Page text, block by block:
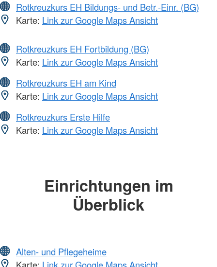
Rotkreuzkurs EH Bildungs- und Betr.-Einr. (BG)
Karte: Link zur Google Maps Ansicht
Rotkreuzkurs EH Fortbildung (BG)
Karte: Link zur Google Maps Ansicht
Rotkreuzkurs EH am Kind
Karte: Link zur Google Maps Ansicht
Rotkreuzkurs Erste Hilfe
Karte: Link zur Google Maps Ansicht
Einrichtungen im
Überblick
Alten- und Pflegeheime
Karte: Link zur Google Maps Ansicht